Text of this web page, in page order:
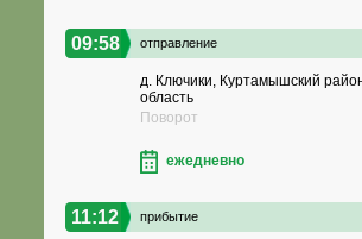
09:58 отправление
д. Ключики, Куртамышский
область
Поворот
ежедневно
11:12 прибытие